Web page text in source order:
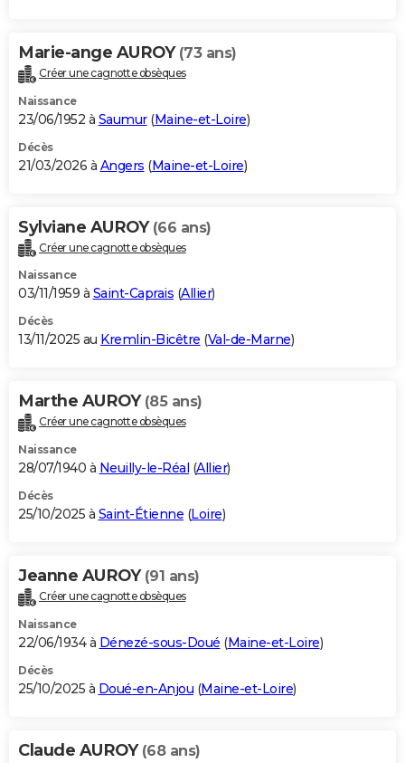
Marie-ange AUROY (73 ans)
Créer une cagnotte obsèques
Naissance
23/06/1952 à Saumur(Maine-et-Loire)
Décès
21/03/2026 à Angers (Maine-et-Loire)
Sylviane AUROY (66 ans)
Créer une cagnotte obsèques
Naissance
03/11/1959 à Saint-Caprais (Allier)
Décès
13/11/2025 au Kremlin-Bicêtre (Val-de-Marne)
Marthe AUROY (85 ans)
Créer une cagnotte obsèques
Naissance
28/07/1940 à Neuilly-le-Réal (Allier)
Décès
25/10/2025 à Saint-Étienne (Loire)
Jeanne AUROY (91 ans)
Créer une cagnotte obsèques
Naissance
22/06/1934 à Dénezé-sous-Doué (Maine-et-Loire)
Décès
25/10/2025 à Doué-en-Anjou (Maine-et-Loire)
Claude AUROY (68 ans)